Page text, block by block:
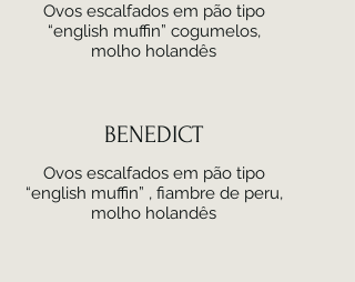
Ovos escalfados em pão tipo
“english muffin” cogumelos,
molho holandês
BENEDICT
Ovos escalfados em pão tipo
“english muffin” , fiambre de peru,
molho holandês